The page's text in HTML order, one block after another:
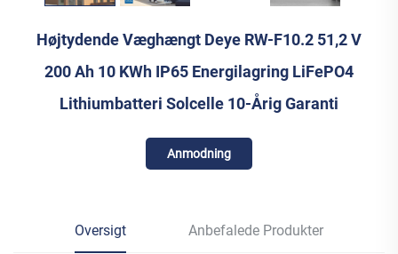
Højtydende Væghængt Deye RW-F10.2 51,2 V
200 Ah 10 KWh IP65 Energilagring LiFePO4
Lithiumbatteri Solcelle 10-Årig Garanti
Anmodning
Oversigt Anbefalede Produkter